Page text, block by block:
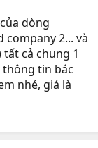
dòng
2... và
cả chung 1
thông tin bác
nhé, giá là